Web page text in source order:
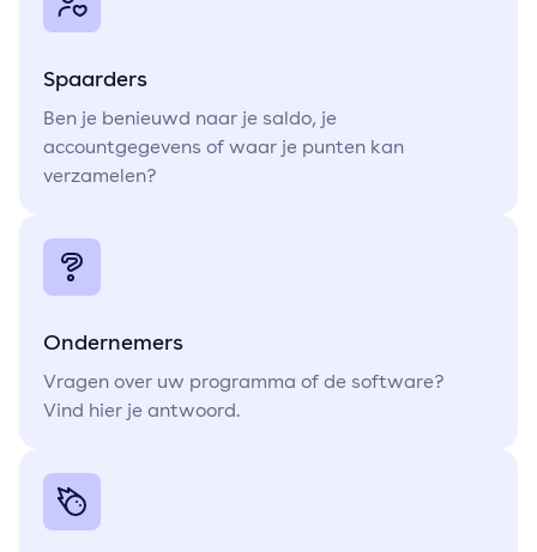
Spaarders
Ben je benieuwd naar je saldo, je
accountgegevens of waar je punten kan
verzamelen?
Ondernemers
Vragen over uw programma of de software?
Vind hier je antwoord.